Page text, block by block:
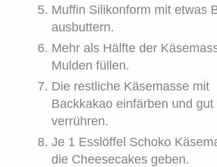
Muffin Silikonform mit etwas
ausbuttern.
Mehr als Hälfte der
Mulden füllen.
Die restliche Käsemasse mit
Backkakao einfärben und gut
verrühren.
Je 1 Esslöffel Schoko
die Cheesecakes geben.